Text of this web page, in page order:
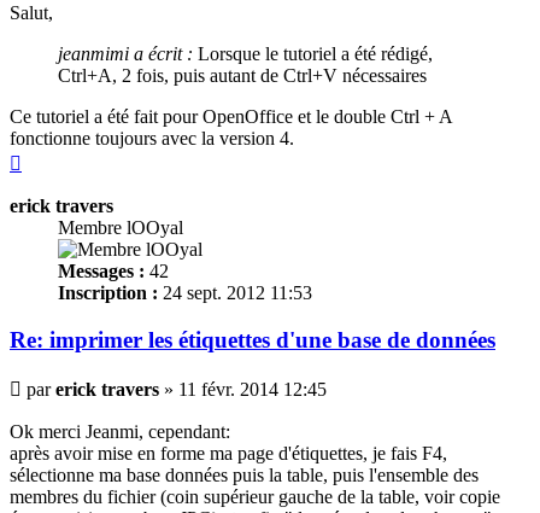
Salut,
jeanmimi a écrit : Lorsque le tutoriel a été rédigé,
Ctrl+A, 2 fois, puis autant de Ctrl+V nécessaires
Ce tutoriel a été fait pour OpenOffice et le double Ctrl + A
fonctionne toujours avec la version 4.
erick travers
Membre lOOyal
Messages : 42
Inscription : 24 sept. 2012 11:53
Re: imprimer les étiquettes d'une base de données
Message
parerick travers » 11 févr. 2014 12:45
Ok merci Jeanmi, cependant:
après avoir mise en forme ma page d'étiquettes, je fais F4,
sélectionne ma base données puis la table, puis l'ensemble des
membres du fichier (coin supérieur gauche de la table, voir copie